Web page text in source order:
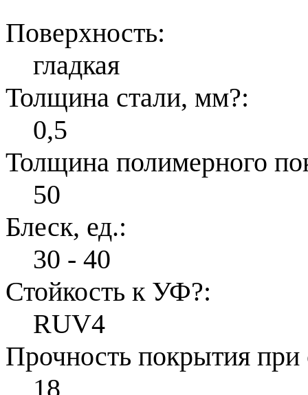
Поверхность:
гладкая
Толщина стали, мм?:
0,5
Толщина полимерного
50
Блеск, ед.:
30 - 40
Стойкость к УФ?:
RUV4
Прочность покрытия
18